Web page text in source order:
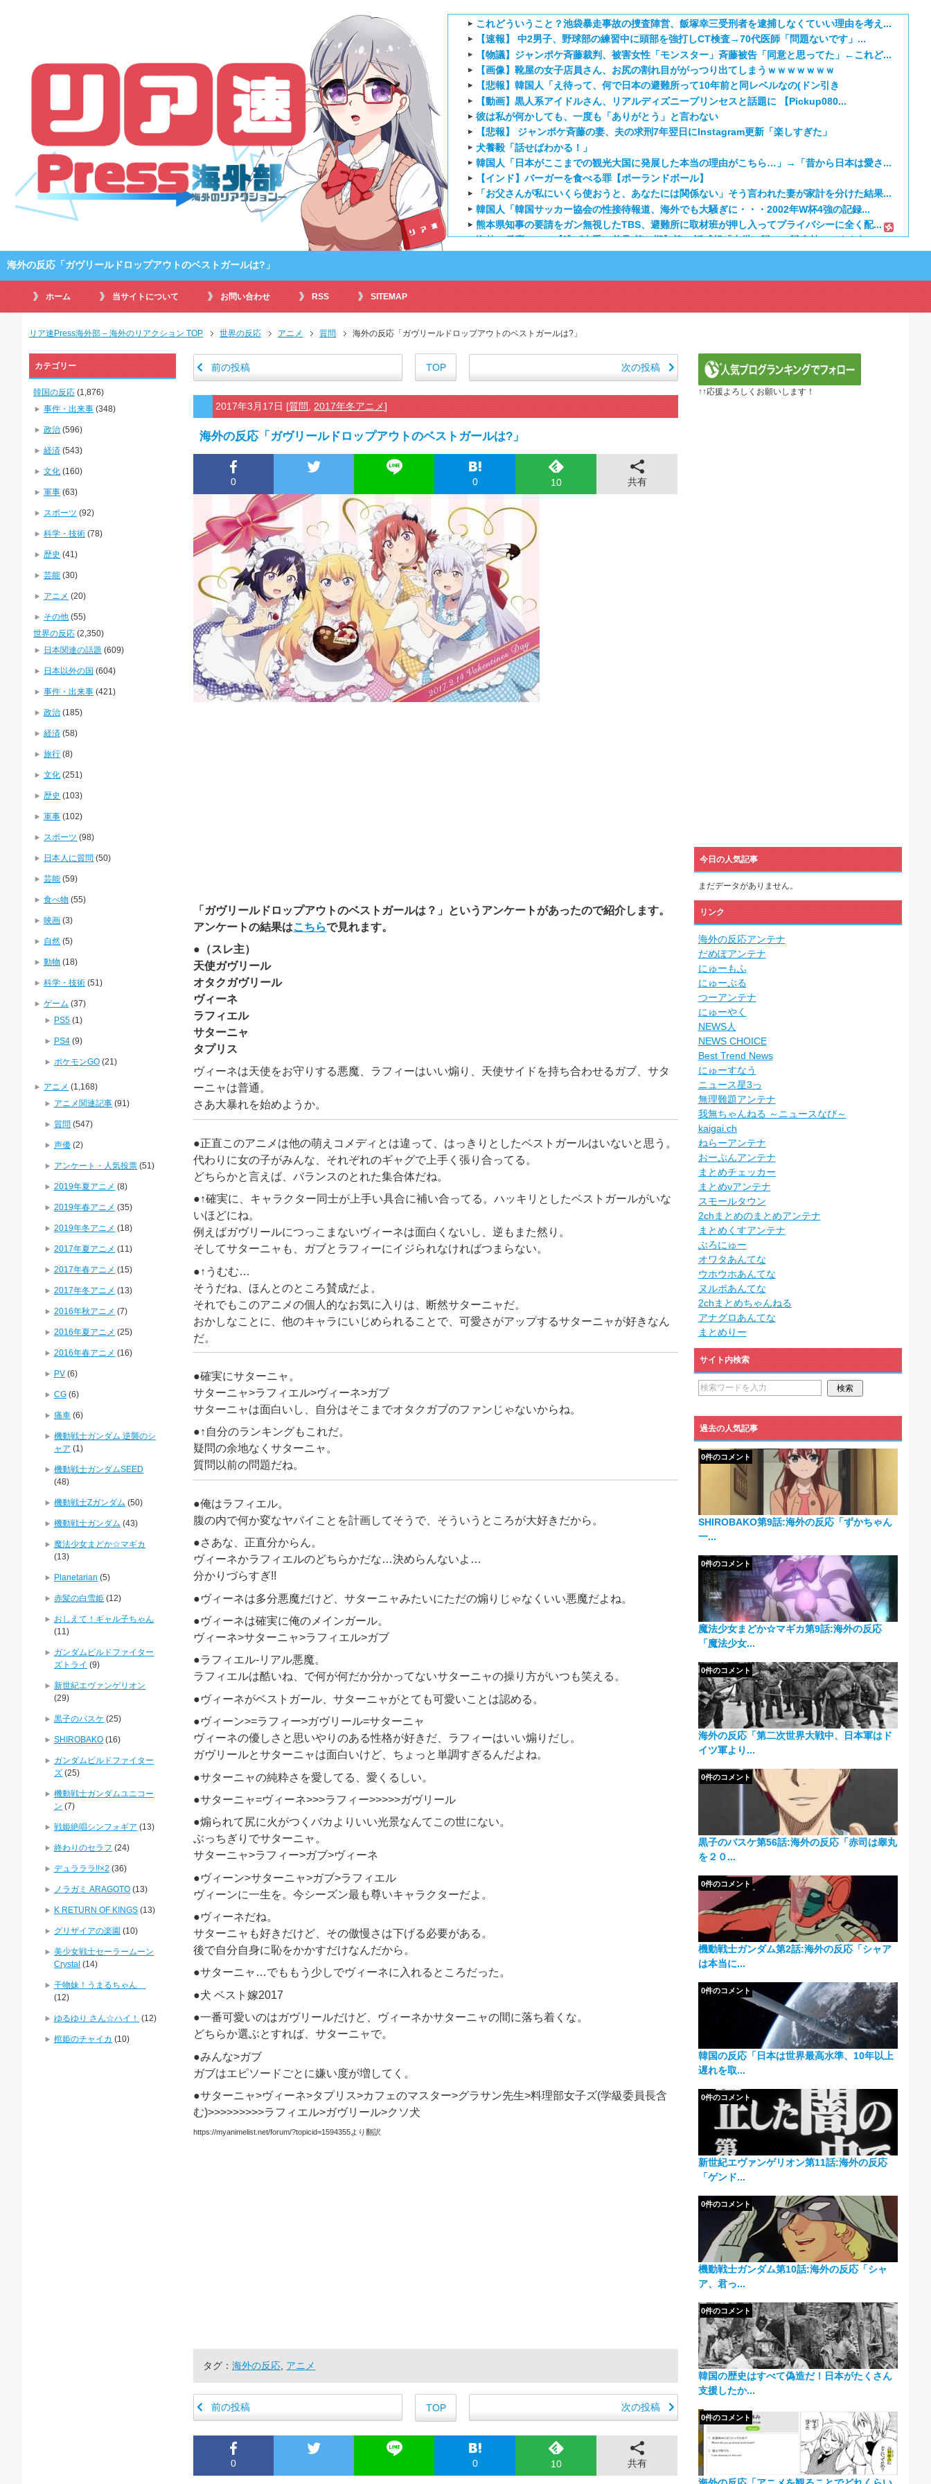
これどういうこと？池袋暴走事故の捜査陣営、飯塚幸三受刑者を逮捕しなくていい理由を考え...
【速報】 中2男子、野球部の練習中に頭部を強打しCT検査→70代医師「問題ないです」...
【物議】ジャンポケ斉藤裁判、被害女性「モンスター」斉藤被告「同意と思ってた」←これど...
【画像】靴屋の女子店員さん、お尻の割れ目ががっつり出てしまうｗｗｗｗｗｗｗ
【悲報】韓国人「え待って、何で日本の避難所って10年前と同レベルなの(ドン引き
【動画】黒人系アイドルさん、リアルディズニープリンセスと話題に 【Pickup080...
彼は私が何かしても、一度も「ありがとう」と言わない
【悲報】 ジャンポケ斉藤の妻、夫の求刑7年翌日にInstagram更新「楽しすぎた」
犬養毅「話せばわかる！」
韓国人「日本がここまでの観光大国に発展した本当の理由がこちら…」→「昔から日本は愛さ...
【インド】バーガーを食べる罪【ポーランドボール】
「お父さんが私にいくら使おうと、あなたには関係ない」そう言われた妻が家計を分けた結果...
韓国人「韓国サッカー協会の性接待報道、海外でも大騒ぎに・・・2002年W杯4強の記録...
熊本県知事の要請をガン無視したTBS、避難所に取材班が押し入ってプライバシーに全く配...
海外の反応アニメ【逃げ上手の若君 第二期】第16話感想「中世の戦いに戦車持ってきた奴...
海外「お前らにとってのマジで笑える日本アニメ教えて」
海外「日本のアニメは世界観や設定の作り込みが半端じゃない…！」外国人を夢中ににする世...
外国人「ひどい奴なのに視聴者から愛される日本のアニメキャラがこちら」（海外の反応）
海外の反応アニメ【ONE PIECE】第1172話感想「ちょっと今はルフィを擁護する...
海外「伏線回収凄すぎ…」アニメ『黄泉のツガイ』第17話 海外反応
【朗報】齋藤飛鳥、前屈みで完全に見えてる動画が拡散されてしまう…
155cm55kgの女性の食事より243cm120kgのダチョウの食事の方がヘルシー...
舌を絡ませて、唾液交換して── ちゅっちゅしながらの濃厚エッ画像♪
舌を絡ませて、唾液交換して── ちゅっちゅしながらの濃厚エッ画像♪
すまん熊本やがコンビニに食品も水もない
【戦争は話し合いで解決】と主張していたひろゆきさん ゆたぼんにとどめを刺されるｗｗｗ
海外「日本よ、お前がナンバーワンだ」 熊本地震直後の日本の対応のスピードに世界が衝撃
正直ザ・ビートルズって過大評価されすぎじゃねないか？
まとめチェッカーは閉鎖しました。RSSの解除をお願いします。
まとめチェッカーは閉鎖しました。RSSの解除をお願いします。
ハードオフに売っていた4万4000円のフィギュアがヤバすぎるｗｗｗｗｗｗ「こんな高い...
【閲覧注意】俺が近くにいると機械が壊れるんだけどさ
海外の反応「ガヴリールドロップアウトのベストガールは?」
ホーム 当サイトについて お問い合わせ RSS SITEMAP
リア速Press海外部 – 海外のリアクション TOP 世界の反応 アニメ 質問 海外の反応「ガヴリールドロップアウトのベストガールは?」
前の投稿 TOP 次の投稿
2017年3月17日 [質問,2017年冬アニメ]
海外の反応「ガヴリールドロップアウトのベストガールは?」
0 0 10 共有
「ガヴリールドロップアウトのベストガールは？」というアンケートがあったので紹介します。
アンケートの結果はこちらで見れます。
●（スレ主）
天使ガヴリール
オタクガヴリール
ヴィーネ
ラフィエル
サターニャ
タプリス
ヴィーネは天使をお守りする悪魔、ラフィーはいい煽り、天使サイドを持ち合わせるガブ、サタ
ーニャは普通。
さあ大暴れを始めようか。
●正直このアニメは他の萌えコメディとは違って、はっきりとしたベストガールはいないと思う。
代わりに女の子がみんな、それぞれのギャグで上手く張り合ってる。
どちらかと言えば、バランスのとれた集合体だね。
●↑確実に、キャラクター同士が上手い具合に補い合ってる。ハッキリとしたベストガールがいな
いほどにね。
例えばガヴリールにつっこまないヴィーネは面白くないし、逆もまた然り。
そしてサターニャも、ガブとラフィーにイジられなければつまらない。
●↑うむむ…
そうだね、ほんとのところ賛成だよ。
それでもこのアニメの個人的なお気に入りは、断然サターニャだ。
おかしなことに、他のキャラにいじめられることで、可愛さがアップするサターニャが好きなん
だ。
●確実にサターニャ。
サターニャ>ラフィエル>ヴィーネ>ガブ
サターニャは面白いし、自分はそこまでオタクガブのファンじゃないからね。
●↑自分のランキングもこれだ。
疑問の余地なくサターニャ。
質問以前の問題だね。
●俺はラフィエル。
腹の内で何か変なヤバイことを計画してそうで、そういうところが大好きだから。
●さあな、正直分からん。
ヴィーネかラフィエルのどちらかだな…決めらんないよ…
分かりづらすぎ!!
●ヴィーネは多分悪魔だけど、サターニャみたいにただの煽りじゃなくいい悪魔だよね。
●ヴィーネは確実に俺のメインガール。
ヴィーネ>サターニャ>ラフィエル>ガブ
●ラフィエル-リアル悪魔。
ラフィエルは酷いね、で何が何だか分かってないサターニャの操り方がいつも笑える。
●ヴィーネがベストガール、サターニャがとても可愛いことは認める。
●ヴィーン>=ラフィー>ガヴリール=サターニャ
ヴィーネの優しさと思いやりのある性格が好きだ、ラフィーはいい煽りだし。
ガヴリールとサターニャは面白いけど、ちょっと単調すぎるんだよね。
●サターニャの純粋さを愛してる、愛くるしい。
●サターニャ=ヴィーネ>>>ラフィー>>>>>ガヴリール
●煽られて尻に火がつくバカよりいい光景なんてこの世にない。
ぶっちぎりでサターニャ。
サターニャ>ラフィー>ガブ>ヴィーネ
●ヴィーン>サターニャ>ガブ>ラフィエル
ヴィーンに一生を。今シーズン最も尊いキャラクターだよ。
●ヴィーネだね。
サターニャも好きだけど、その傲慢さは下げる必要がある。
後で自分自身に恥をかかすだけなんだから。
●サターニャ…でももう少しでヴィーネに入れるところだった。
●犬 ベスト嫁2017
●一番可愛いのはガヴリールだけど、ヴィーネかサターニャの間に落ち着くな。
どちらか選ぶとすれば、サターニャで。
●みんな>ガブ
ガブはエピソードごとに嫌い度が増してく。
●サターニャ>ヴィーネ>タプリス>カフェのマスター>グラサン先生>料理部女子ズ(学級委員長含
む)>>>>>>>>>ラフィエル>ガヴリール>クソ犬
https://myanimelist.net/forum/?topicid=1594355より翻訳
タグ：海外の反応 アニメ
前の投稿 TOP 次の投稿
0 0 10 共有
カテゴリー
韓国の反応 (1,876)
事件・出来事 (348)
政治 (596)
経済 (543)
文化 (160)
軍事 (63)
スポーツ (92)
科学・技術 (78)
歴史 (41)
芸能 (30)
アニメ (20)
その他 (55)
世界の反応 (2,350)
日本関連の話題 (609)
日本以外の国 (604)
事件・出来事 (421)
政治 (185)
経済 (58)
旅行 (8)
文化 (251)
歴史 (103)
軍事 (102)
スポーツ (98)
日本人に質問 (50)
芸能 (59)
食べ物 (55)
映画 (3)
自然 (5)
動物 (18)
科学・技術 (51)
ゲーム (37)
PS5 (1)
PS4 (9)
ポケモンGO (21)
アニメ (1,168)
アニメ関連記事 (91)
質問 (547)
声優 (2)
アンケート・人気投票 (51)
2019年夏アニメ (8)
2019年春アニメ (35)
2019年冬アニメ (18)
2017年夏アニメ (11)
2017年春アニメ (15)
2017年冬アニメ (13)
2016年秋アニメ (7)
2016年夏アニメ (25)
2016年春アニメ (16)
PV (6)
CG (6)
痛車 (6)
機動戦士ガンダム 逆襲のシ
ャア (1)
機動戦士ガンダムSEED
(48)
機動戦士Zガンダム (50)
機動戦士ガンダム (43)
魔法少女まどか☆マギカ
(13)
Planetarian (5)
赤髪の白雪姫 (12)
おしえて！ギャル子ちゃん
(11)
ガンダムビルドファイター
ズトライ (9)
新世紀エヴァンゲリオン
(29)
黒子のバスケ (25)
SHIROBAKO (16)
ガンダムビルドファイター
ズ (25)
機動戦士ガンダムユニコー
ン (7)
戦姫絶唱シンフォギア (13)
終わりのセラフ (24)
デュラララ!!×2 (36)
ノラガミ ARAGOTO (13)
K RETURN OF KINGS (13)
グリザイアの楽園 (10)
美少女戦士セーラームーン
Crystal (14)
干物妹！うまるちゃん
(12)
ゆるゆり さん☆ハイ！ (12)
棺姫のチャイカ (10)
↑↑応援よろしくお願いします！
今日の人気記事
まだデータがありません。
リンク
海外の反応アンテナ
だめぽアンテナ
にゅーもふ
にゅーぷる
つーアンテナ
にゅーやく
NEWS人
NEWS CHOICE
Best Trend News
にゅーすなう
ニュース星3っ
無理難題アンテナ
我無ちゃんねる ～ニュースなび～
kaigai.ch
ねらーアンテナ
おーぷんアンテナ
まとめチェッカー
まとめνアンテナ
スモールタウン
2chまとめのまとめアンテナ
まとめくすアンテナ
ぶろにゅー
オワタあんてな
ウホウホあんてな
ヌルポあんてな
2chまとめちゃんねる
アナグロあんてな
まとめりー
サイト内検索
過去の人気記事
SHIROBAKO第9話:海外の反応「ずかちゃん
一...
0件のコメント
魔法少女まどか☆マギカ第9話:海外の反応
「魔法少女...
0件のコメント
海外の反応「第二次世界大戦中、日本軍はド
イツ軍より...
0件のコメント
黒子のバスケ第56話:海外の反応「赤司は睾丸
を２０...
0件のコメント
機動戦士ガンダム第2話:海外の反応「シャア
は本当に...
0件のコメント
韓国の反応「日本は世界最高水準、10年以上
遅れを取...
0件のコメント
新世紀エヴァンゲリオン第11話:海外の反応
「ゲンド...
0件のコメント
機動戦士ガンダム第10話:海外の反応「シャ
ア、君っ...
0件のコメント
韓国の歴史はすべて偽造だ！日本がたくさん
支援したか...
0件のコメント
0件のコメント